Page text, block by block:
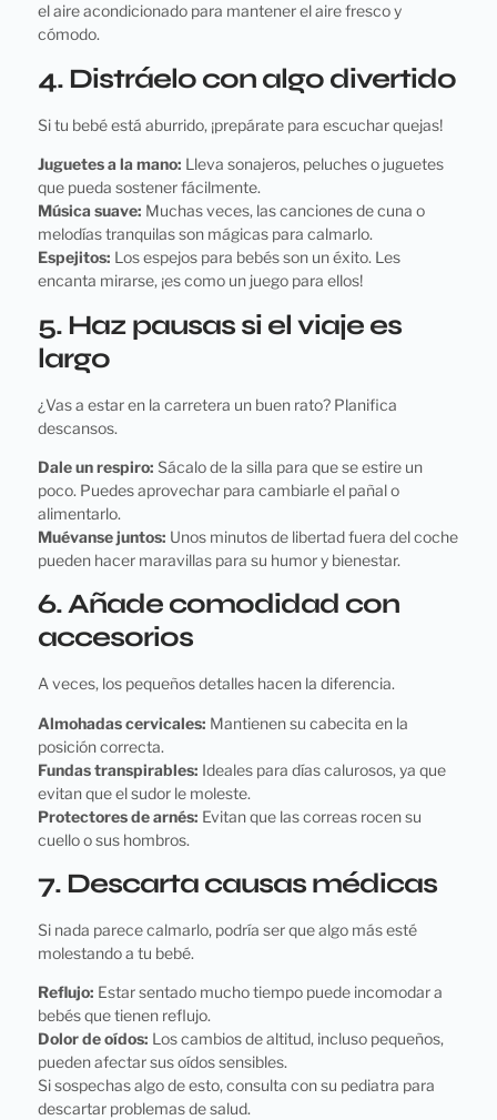
el aire acondicionado para mantener el aire fresco y
cómodo.
4. Distráelo con algo divertido
Si tu bebé está aburrido, ¡prepárate para escuchar quejas!
Juguetes a la mano: Lleva sonajeros, peluches o juguetes
que pueda sostener fácilmente.
Música suave: Muchas veces, las canciones de cuna o
melodías tranquilas son mágicas para calmarlo.
Espejitos: Los espejos para bebés son un éxito. Les
encanta mirarse, ¡es como un juego para ellos!
5. Haz pausas si el viaje es
largo
¿Vas a estar en la carretera un buen rato? Planifica
descansos.
Dale un respiro: Sácalo de la silla para que se estire un
poco. Puedes aprovechar para cambiarle el pañal o
alimentarlo.
Muévanse juntos: Unos minutos de libertad fuera del coche
pueden hacer maravillas para su humor y bienestar.
6. Añade comodidad con
accesorios
A veces, los pequeños detalles hacen la diferencia.
Almohadas cervicales: Mantienen su cabecita en la
posición correcta.
Fundas transpirables: Ideales para días calurosos, ya que
evitan que el sudor le moleste.
Protectores de arnés: Evitan que las correas rocen su
cuello o sus hombros.
7. Descarta causas médicas
Si nada parece calmarlo, podría ser que algo más esté
molestando a tu bebé.
Reflujo: Estar sentado mucho tiempo puede incomodar a
bebés que tienen reflujo.
Dolor de oídos: Los cambios de altitud, incluso pequeños,
pueden afectar sus oídos sensibles.
Si sospechas algo de esto, consulta con su pediatra para
descartar problemas de salud.